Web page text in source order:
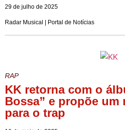
29 de julho de 2025
Radar Musical | Portal de Notícias
RAP
KK retorna com o
Bossa” e propõe um
para o trap